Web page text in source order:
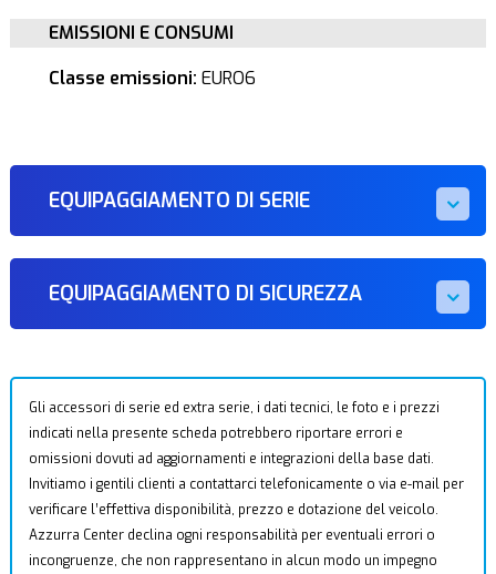
EMISSIONI E CONSUMI
Classe emissioni: EURO6
EQUIPAGGIAMENTO DI SERIE
EQUIPAGGIAMENTO DI SICUREZZA
Gli accessori di serie ed extra serie, i dati tecnici, le foto e i prezzi
indicati nella presente scheda potrebbero riportare errori e
omissioni dovuti ad aggiornamenti e integrazioni della base dati.
Invitiamo i gentili clienti a contattarci telefonicamente o via e-mail per
verificare l’effettiva disponibilità, prezzo e dotazione del veicolo.
Azzurra Center declina ogni responsabilità per eventuali errori o
incongruenze, che non rappresentano in alcun modo un impegno